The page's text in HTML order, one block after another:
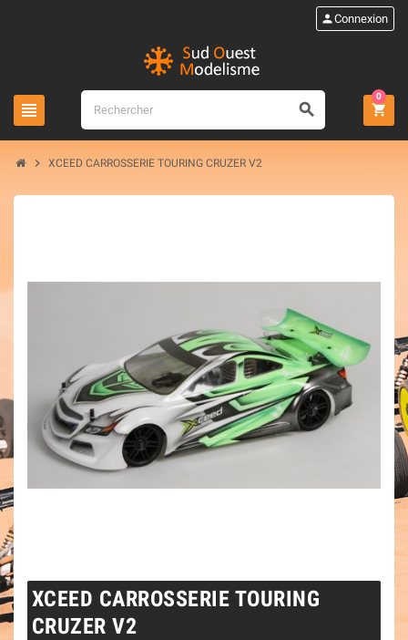
view_headline search
personConnexion
shopping_cart
0
chevron_right XCEED CARROSSERIE TOURING CRUZER V2
XCEED CARROSSERIE TOURING
CRUZER V2